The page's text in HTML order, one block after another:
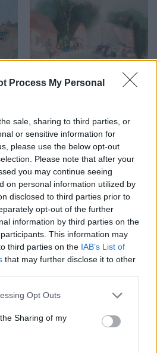
Process My Personal
sale, sharing to third parties, or
or sensitive information for
please use the below opt-out
Please note that after your
you may continue seeing
on personal information utilized by
disclosed to third parties prior to
opt-out of the further
information by third parties on the
This information may
third parties on the IAB’s List of
that may further disclose it to other
Opt Outs
Sharing of my
16
FESTMÉNY, GRAFIKA
436. tétel:
Városrészlet alakokkal
Ft
Aukció:
festmények
Aukció időpontja: 2015-12-16
17:00
MEGTEKINTEM